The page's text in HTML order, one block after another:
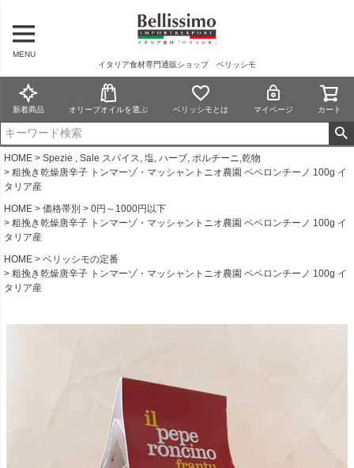
MENU
イタリア食材専門通販ショップ ベリッシモ
新着商品 オリーブオイルを選ぶ ベリッシモとは マイページ カート
HOME
Spezie , Sale スパイス, 塩, ハーブ, ポルチーニ,乾物
粗挽き乾燥唐辛子 トンマーゾ・マッシャントニオ農園 ペペロンチーノ 100g イ
タリア産
HOME
価格帯別
0円～1000円以下
粗挽き乾燥唐辛子 トンマーゾ・マッシャントニオ農園 ペペロンチーノ 100g イ
タリア産
HOME
ベリッシモの定番
粗挽き乾燥唐辛子 トンマーゾ・マッシャントニオ農園 ペペロンチーノ 100g イ
タリア産